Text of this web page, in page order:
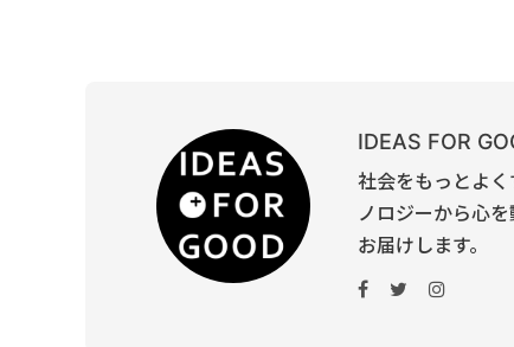
IDEAS FOR
社会をもっとよ
ノロジーから心
お届けします。